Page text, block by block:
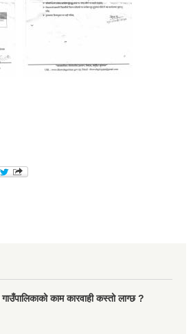
गाउँपालिकाको काम कारवाही कस्तो लाग्छ ?